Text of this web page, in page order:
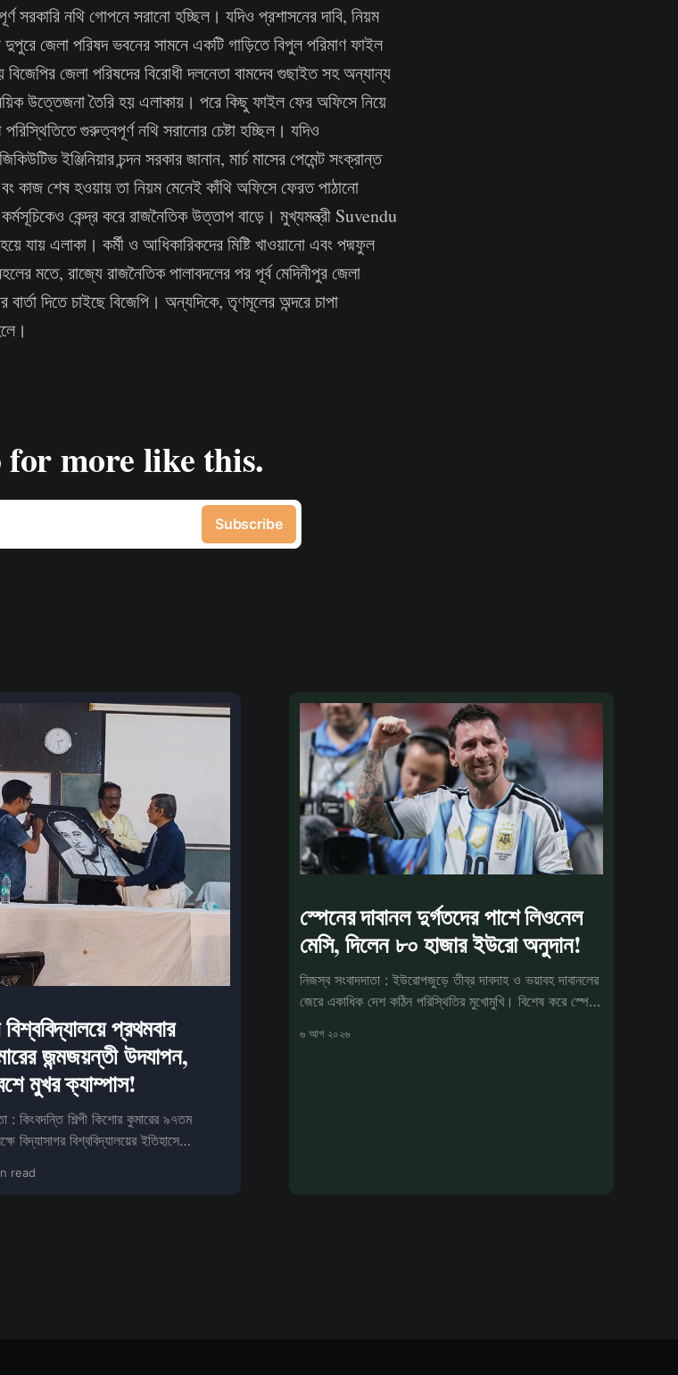
সরকারি নথি গোপনে সরানো হচ্ছিল। যদিও প্রশাসনের দাবি, নিয়ম
জেলা পরিষদ ভবনের সামনে একটি গাড়িতে বিপুল পরিমাণ ফাইল
জেলা পরিষদের বিরোধী দলনেতা বামদেব গুছাইত সহ অন্যান্য
উত্তেজনা তৈরি হয় এলাকায়। পরে কিছু ফাইল ফের অফিসে নিয়ে
গুরুত্বপূর্ণ নথি সরানোর চেষ্টা হচ্ছিল। যদিও
ইঞ্জিনিয়ার চন্দন সরকার জানান, মার্চ মাসের পেমেন্ট সংক্রান্ত
শেষ হওয়ায় তা নিয়ম মেনেই কাঁথি অফিসে ফেরত পাঠানো
কেন্দ্র করে রাজনৈতিক উত্তাপ বাড়ে। মুখ্যমন্ত্রী Suvendu
এলাকা। কর্মী ও আধিকারিকদের মিষ্টি খাওয়ানো এবং পদ্মফুল
মতে, রাজ্যে রাজনৈতিক পালাবদলের পর পূর্ব মেদিনীপুর জেলা
দিতে চাইছে বিজেপি। অন্যদিকে, তৃণমূলের অন্দরে চাপা
for more like this.
Subscribe
বিশ্ববিদ্যালয়ে প্রথমবার
জন্মজয়ন্তী উদযাপন,
মুখর ক্যাম্পাস!
: কিংবদন্তি শিল্পী কিশোর কুমারের ৯৭তম
বিদ্যাসাগর বিশ্ববিদ্যালয়ের ইতিহাসে
read
স্পেনের দাবানল দুর্গতদের পাশে লিওনেল
মেসি, দিলেন ৮০ হাজার ইউরো অনুদান!
নিজস্ব সংবাদদাতা : ইউরোপজুড়ে তীব্র দাবদাহ ও ভয়াবহ দাবানলের
জেরে একাধিক দেশ কঠিন পরিস্থিতির মুখোমুখি। বিশেষ করে স্পেনে
৬ আগ ২০২৬